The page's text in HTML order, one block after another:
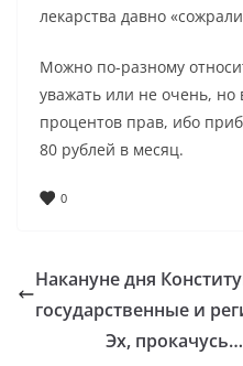
лекарства давно
Можно по-разному
уважать или не очень, но
процентов прав, ибо
80 рублей в месяц.
0
Накануне дня
государственные и
Эх,